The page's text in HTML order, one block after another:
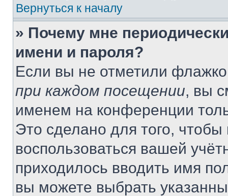
Вернуться к началу
» Почему мне
имени и пароля?
Если вы не отметили
при каждом посещении, вы
именем на конференции
Это сделано для того, чтобы
воспользоваться вашей
приходилось вводить имя
вы можете выбрать